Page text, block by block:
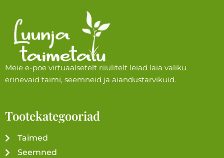
Meie e-poe virtuaalsetelt riiulitelt leiad laia valiku
erinevaid taimi, seemneid ja aiandustarvikuid.
Tootekategooriad
Taimed
Seemned